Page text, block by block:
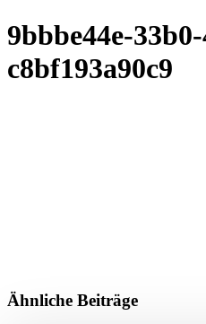
9bbbe44e-
c8bf193a90c9
Ähnliche Beiträge